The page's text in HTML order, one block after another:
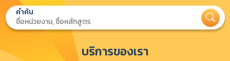
คำค้น
บริการของเรา